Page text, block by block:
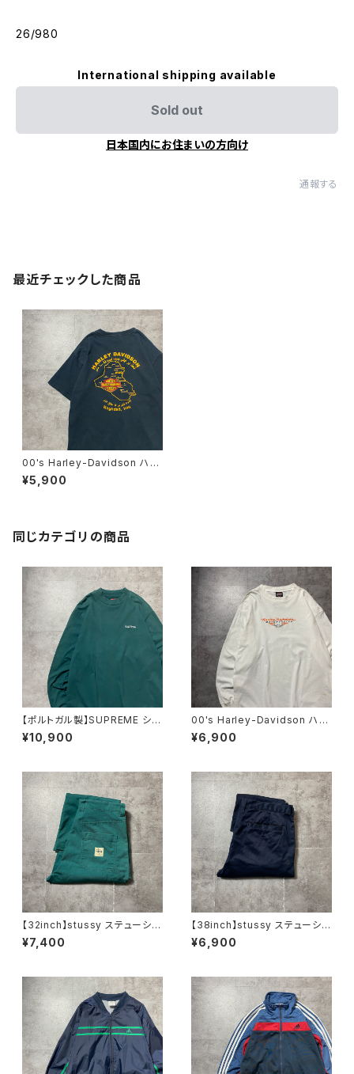
26/980
International shipping available
Sold out
日本国内にお住まいの方向け
通報する
最近チェックした商品
00's Harley-Davidson ハー
レーダビッドソン イラク バグ
ダッド スーベニア バックプリ
¥5,900
同じカテゴリの商品
【ポルトガル製】SUPREME シュ
プリーム 刺繍ワンポイント
グリーン Tシャツ ロンT
¥10,900
00's Harley-Davidson ハー
レーダビッドソン スカル セン
ター刺繍ロゴ ホワイト 白
¥6,900
【32inch】stussy ステューシ
ー ジッパーフライ グリー
ン ダブルニー ワークパンツ
¥7,400
【38inch】stussy ステューシ
ー ジッパーフライ SSリン
ク 刺繍ロゴ ネイビー クロ
¥6,900